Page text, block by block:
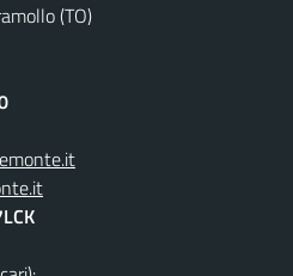
(TO)